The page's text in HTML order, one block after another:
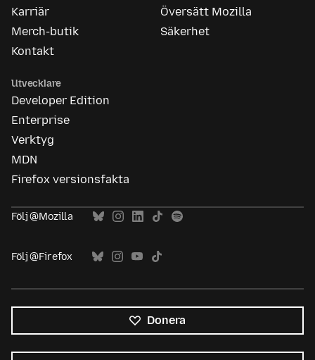
Karriär
Merch-butik
Kontakt
Översätt Mozilla
Säkerhet
Utvecklare
Developer Edition
Enterprise
Verktyg
MDN
Firefox versionsfakta
Följ @Mozilla
Följ @Firefox
Donera
språk
Språk